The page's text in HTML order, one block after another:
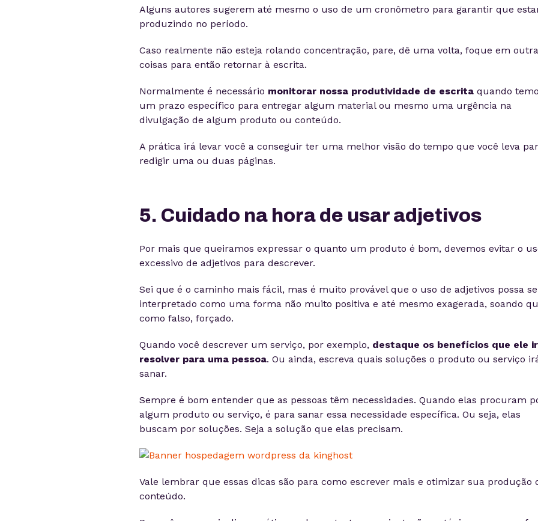
Alguns autores sugerem até mesmo o uso de um cronômetro para garantir que
produzindo no período.
Caso realmente não esteja rolando concentração, pare, dê uma volta, foque em
coisas para então retornar à escrita.
Normalmente é necessário monitorar nossa produtividade de escritaquando
um prazo específico para entregar algum material ou mesmo uma urgência na
divulgação de algum produto ou conteúdo.
A prática irá levar você a conseguir ter uma melhor visão do tempo que você leva
redigir uma ou duas páginas.
5. Cuidado na hora de usar adjetivos
Por mais que queiramos expressar o quanto um produto é bom, devemos evitar o
excessivo de adjetivos para descrever.
Sei que é o caminho mais fácil, mas é muito provável que o uso de adjetivos possa
interpretado como uma forma não muito positiva e até mesmo exagerada, soando
como falso, forçado.
Quando você descrever um serviço, por exemplo, destaque os benefícios que ele
resolver para uma pessoa. Ou ainda, escreva quais soluções o produto ou serviço
sanar.
Sempre é bom entender que as pessoas têm necessidades. Quando elas procuram
algum produto ou serviço, é para sanar essa necessidade específica. Ou seja, elas
buscam por soluções. Seja a solução que elas precisam.
Vale lembrar que essas dicas são para como escrever mais e otimizar sua produção
conteúdo.